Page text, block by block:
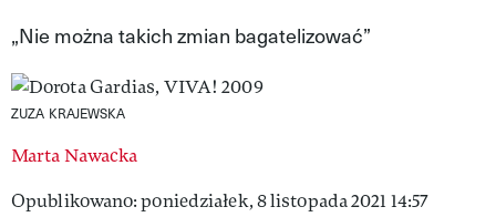
VIVA!PEOPLE POWER
VIVA!ITAKA
MAGAZYN VIVA!
„Nie można takich zmian bagatelizować”
ZUZA KRAJEWSKA
Marta Nawacka
Opublikowano: poniedziałek, 8 listopada 2021 14:57